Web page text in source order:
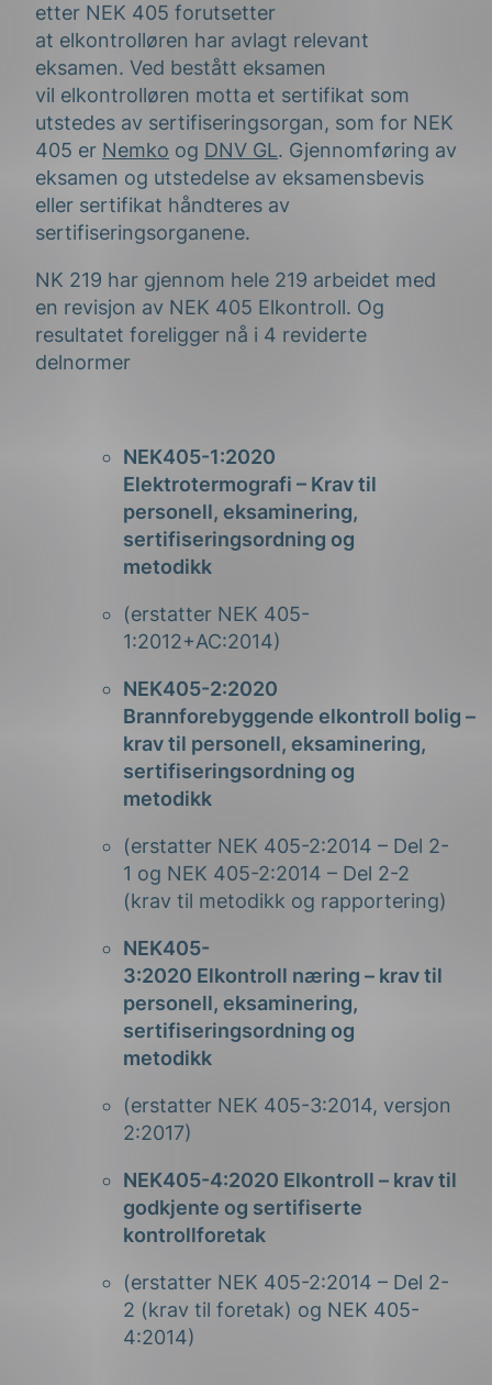
etter NEK 405 forutsetter
at elkontrolløren har avlagt relevant
eksamen. Ved bestått eksamen
vil elkontrolløren motta et sertifikat som
utstedes av sertifiseringsorgan, som for NEK
405 er Nemko og DNV GL. Gjennomføring av
eksamen og utstedelse av eksamensbevis
eller sertifikat håndteres av
sertifiseringsorganene.
NK 219 har gjennom hele 219 arbeidet med
en revisjon av NEK 405 Elkontroll. Og
resultatet foreligger nå i 4 reviderte
delnormer
NEK405-1:2020
Elektrotermografi – Krav til
personell, eksaminering,
sertifiseringsordning og
metodikk
(erstatter NEK 405-
1:2012+AC:2014)
NEK405-2:2020
Brannforebyggende elkontroll bolig –
krav til personell, eksaminering,
sertifiseringsordning og
metodikk
(erstatter NEK 405-2:2014 – Del 2-
1 og NEK 405-2:2014 – Del 2-2
(krav til metodikk og rapportering)
NEK405-
3:2020 Elkontroll næring – krav til
personell, eksaminering,
sertifiseringsordning og
metodikk
(erstatter NEK 405-3:2014, versjon
2:2017)
NEK405-4:2020 Elkontroll – krav til
godkjente og sertifiserte
kontrollforetak
(erstatter NEK 405-2:2014 – Del 2-
2 (krav til foretak) og NEK 405-
4:2014)